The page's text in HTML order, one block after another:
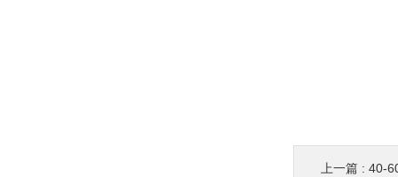
上一篇 : 40-